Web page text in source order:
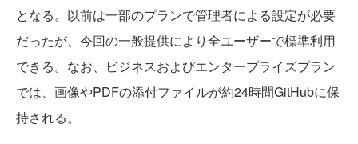
となる。以前は一部のプランで管理者による設定が必要
だったが、今回の一般提供により全ユーザーで標準利用
できる。なお、ビジネスおよびエンタープライズプラン
では、画像やPDFの添付ファイルが約24時間GitHubに保
持される。